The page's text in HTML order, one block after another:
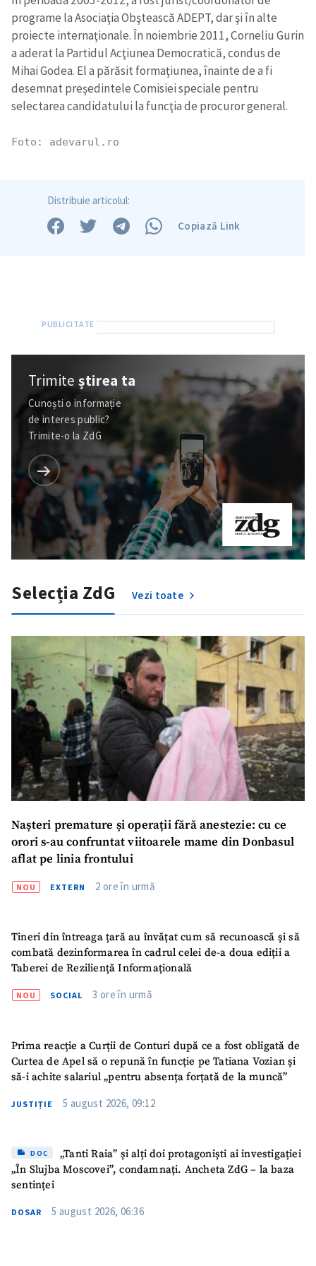
Despre ZdG
in English
на русском
programe la Asociaţia Obştească ADEPT, dar şi în alte
proiecte internaţionale. În noiembrie 2011, Corneliu Gurin
a aderat la Partidul Acţiunea Democratică, condus de
Mihai Godea. El a părăsit formaţiunea, înainte de a fi
desemnat preşedintele Comisiei speciale pentru
selectarea candidatului la funcţia de procuror general.
Foto: adevarul.ro
Distribuie articolul:
Copiază Link
Trimiteștirea ta
Cunoști o informație
de interes public?
Trimite-o la ZdG
Selecția ZdG Vezi toate
Nașteri premature și operații fără anestezie: cu ce
orori s-au confruntat viitoarele mame din Donbasul
aflat pe linia frontului
NOU EXTERN 2 ore în urmă
Tineri din întreaga țară au învățat cum să recunoască și să
combată dezinformarea în cadrul celei de-a doua ediții a
Taberei de Reziliență Informațională
NOU SOCIAL 3 ore în urmă
Prima reacție a Curții de Conturi după ce a fost obligată de
Curtea de Apel să o repună în funcție pe Tatiana Vozian și
să-i achite salariul „pentru absența forțată de la muncă”
JUSTIȚIE 5 august 2026, 09:12
DOC
„Tanti Raia” și alți doi protagoniști ai investigației
„În Slujba Moscovei”, condamnați. Ancheta ZdG – la baza
sentinței
DOSAR 5 august 2026, 06:36
ȘTIREA MEA
Titlu știre
+ Adaugă titlu
Link media+ Link media